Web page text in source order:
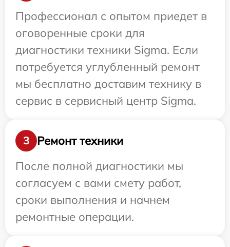
Профессионал с опытом приедет в
оговоренные сроки для
диагностики техники Sigma. Если
потребуется углубленный ремонт
мы бесплатно доставим технику в
сервис в сервисный центр Sigma.
3
Ремонт техники
После полной диагностики мы
согласуем с вами смету работ,
сроки выполнения и начнем
ремонтные операции.